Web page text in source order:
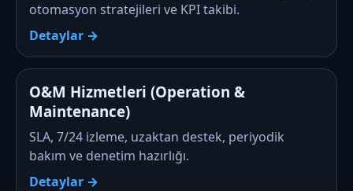
otomasyon stratejileri ve KPI takibi.
Detaylar →
O&M Hizmetleri (Operation &
Maintenance)
SLA, 7/24 izleme, uzaktan destek, periyodik
bakım ve denetim hazırlığı.
Detaylar →